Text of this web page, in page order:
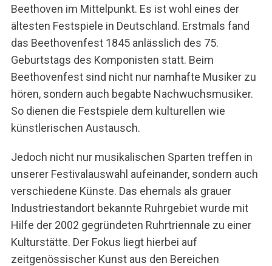
Beethoven im Mittelpunkt. Es ist wohl eines der
ältesten Festspiele in Deutschland. Erstmals fand
das Beethovenfest 1845 anlässlich des 75.
Geburtstags des Komponisten statt. Beim
Beethovenfest sind nicht nur namhafte Musiker zu
hören, sondern auch begabte Nachwuchsmusiker.
So dienen die Festspiele dem kulturellen wie
künstlerischen Austausch.
Jedoch nicht nur musikalischen Sparten treffen in
unserer Festivalauswahl aufeinander, sondern auch
verschiedene Künste. Das ehemals als grauer
Industriestandort bekannte Ruhrgebiet wurde mit
Hilfe der 2002 gegründeten Ruhrtriennale zu einer
Kulturstätte. Der Fokus liegt hierbei auf
zeitgenössischer Kunst aus den Bereichen